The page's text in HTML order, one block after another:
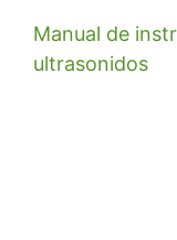
Manual de
ultrasonidos